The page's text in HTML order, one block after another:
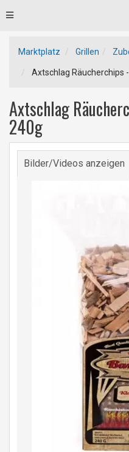
Toggle
Marktplatz Grillen
Axtschlag Räucherchips
Axtschlag
240g
Bilder/Videos anzeigen